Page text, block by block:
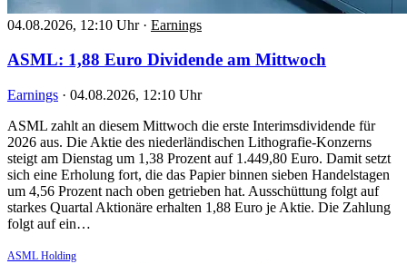
04.08.2026, 12:10 Uhr · Earnings
ASML: 1,88 Euro Dividende am Mittwoch
Earnings · 04.08.2026, 12:10 Uhr
ASML zahlt an diesem Mittwoch die erste Interimsdividende für
2026 aus. Die Aktie des niederländischen Lithografie-Konzerns
steigt am Dienstag um 1,38 Prozent auf 1.449,80 Euro. Damit setzt
sich eine Erholung fort, die das Papier binnen sieben Handelstagen
um 4,56 Prozent nach oben getrieben hat. Ausschüttung folgt auf
starkes Quartal Aktionäre erhalten 1,88 Euro je Aktie. Die Zahlung
folgt auf ein…
ASML Holding